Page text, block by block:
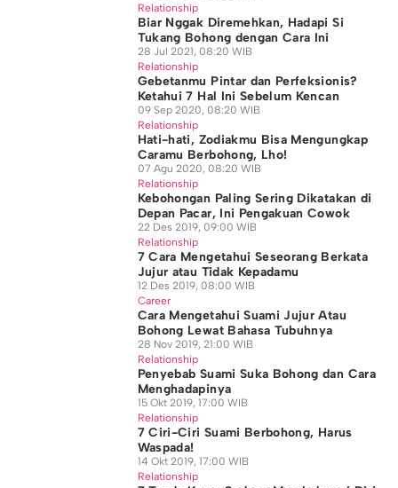
Relationship
Biar Nggak Diremehkan, Hadapi Si
Tukang Bohong dengan Cara Ini
28 Jul 2021, 08:20 WIB
Relationship
Gebetanmu Pintar dan Perfeksionis?
Ketahui 7 Hal Ini Sebelum Kencan
09 Sep 2020, 08:20 WIB
Relationship
Hati-hati, Zodiakmu Bisa Mengungkap
Caramu Berbohong, Lho!
07 Agu 2020, 08:20 WIB
Relationship
Kebohongan Paling Sering Dikatakan di
Depan Pacar, Ini Pengakuan Cowok
22 Des 2019, 09:00 WIB
Relationship
7 Cara Mengetahui Seseorang Berkata
Jujur atau Tidak Kepadamu
12 Des 2019, 08:00 WIB
Career
Cara Mengetahui Suami Jujur Atau
Bohong Lewat Bahasa Tubuhnya
28 Nov 2019, 21:00 WIB
Relationship
Penyebab Suami Suka Bohong dan Cara
Menghadapinya
15 Okt 2019, 17:00 WIB
Relationship
7 Ciri-Ciri Suami Berbohong, Harus
Waspada!
14 Okt 2019, 17:00 WIB
Relationship